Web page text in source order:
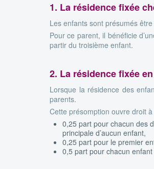
1. La résidence fixée
Les enfants sont présumés
Pour ce parent, il bénéficie
partir du troisième enfant.
2. La résidence fixée
Lorsque la résidence des
parents.
Cette présomption ouvre droit
0,25 part pour chacun des
principale d’aucun enfant,
0,25 part pour le premier
0,5 part pour chacun